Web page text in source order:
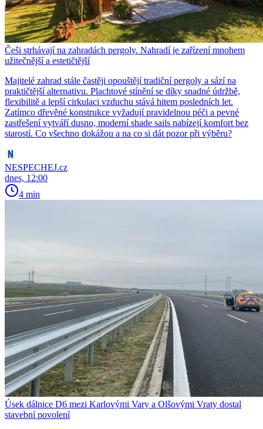
Češi strhávají na zahradách pergoly. Nahradí je zařízení mnohem
užitečnější a estetičtější
Majitelé zahrad stále častěji opouštějí tradiční pergoly a sází na
praktičtější alternativu. Plachtové stínění se díky snadné údržbě,
flexibilitě a lepší cirkulaci vzduchu stává hitem posledních let.
Zatímco dřevěné konstrukce vyžadují pravidelnou péči a pevné
zastřešení vytváří dusno, moderní shade sails nabízejí komfort bez
starostí. Co všechno dokážou a na co si dát pozor při výběru?
NESPECHEJ.cz
dnes, 12:00
4 min
Úsek dálnice D6 mezi Karlovými Vary a Olšovými Vraty dostal
stavební povolení